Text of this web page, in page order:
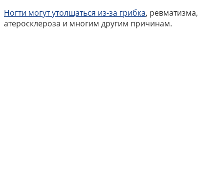
Ногти могут утолщаться из-за грибка, ревматизма,
атеросклероза и многим другим причинам.